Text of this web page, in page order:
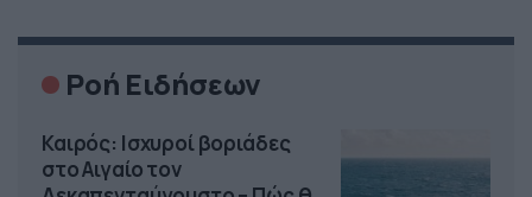
τον τρόπο χορήγησης της άδειας, για την κατάτμησή
Ροή Ειδήσεων
Καιρός: Ισχυροί βοριάδες
στο Αιγαίο τον